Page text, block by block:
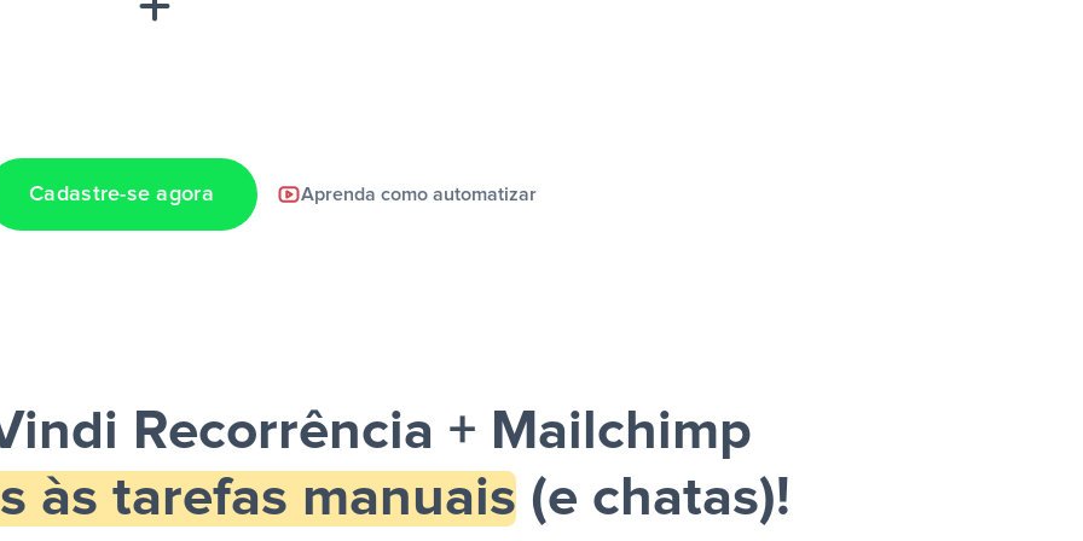
notificação ser
Cadastre-se agora Aprenda como automatizar
Recorrência + Mailchimp
às tarefas manuais (e chatas)!